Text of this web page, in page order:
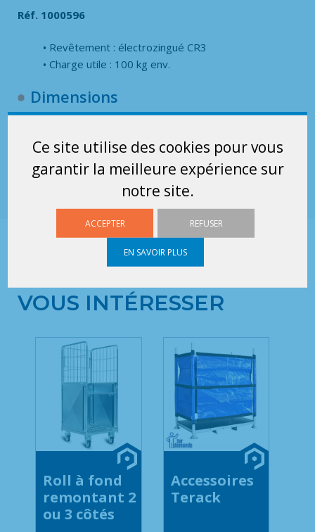
Ce site utilise des cookies pour vous
garantir la meilleure expérience sur
notre site.
ACCEPTER REFUSER
EN SAVOIR PLUS
Réf. 1000596
Revêtement : électrozingué CR3
Charge utile : 100 kg env.
Dimensions
Largeur : 1060 mm
Profondeur : 730 mm
CES MATÉRIELS DE LA
VOUS INTÉRESSER
Roll à fond
remontant 2
ou 3 côtés
Accessoires
Terack